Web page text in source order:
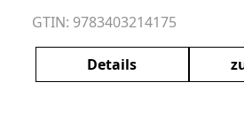
GTIN: 9783403214175
Details